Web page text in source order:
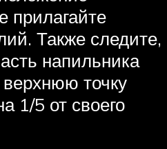
прилагайте
Также следите,
напильника
точку
1/5 от своего